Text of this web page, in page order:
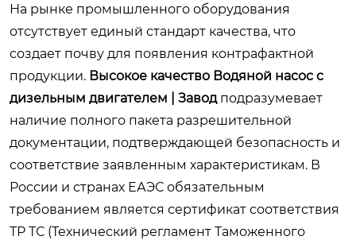
На рынке промышленного оборудования
отсутствует единый стандарт качества, что
создает почву для появления контрафактной
продукции. Высокое качество Водяной насос с
дизельным двигателем | Заводподразумевает
наличие полного пакета разрешительной
документации, подтверждающей безопасность и
соответствие заявленным характеристикам. В
России и странах ЕАЭС обязательным
требованием является сертификат соответствия
ТР ТС (Технический регламент Таможенного